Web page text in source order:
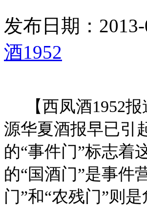
发布日期：
酒1952
【西凤酒1952报
源华夏酒报早已引
的“事件门”标志着
的“国酒门”是事件
门”和“农残门”则